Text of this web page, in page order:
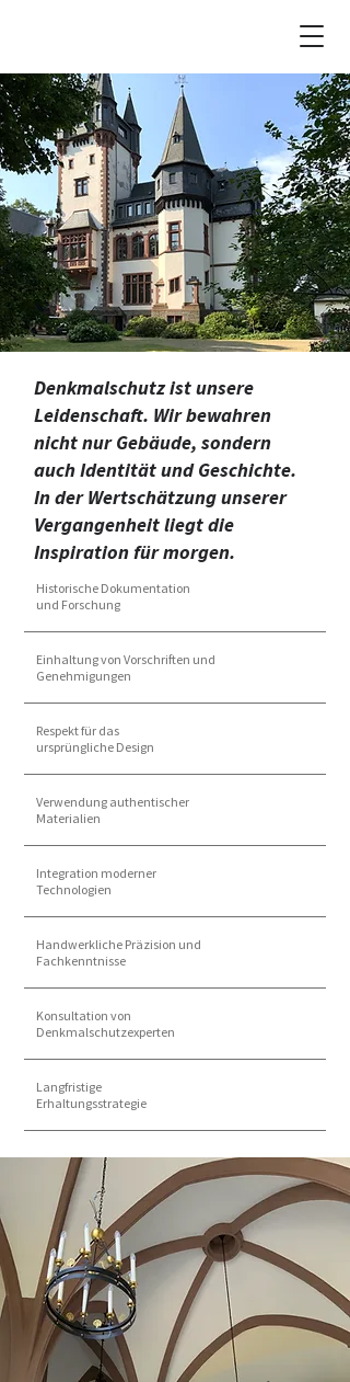
Denkmalschutz ist unsere
Leidenschaft. Wir bewahren
nicht nur Gebäude, sondern
auch Identität und Geschichte.
In der Wertschätzung unserer
Vergangenheit liegt die
Inspiration für morgen.
Historische Dokumentation
und Forschung
Einhaltung von Vorschriften und
Genehmigungen
Respekt für das
ursprüngliche Design
Verwendung authentischer
Materialien
Integration moderner
Technologien
Handwerkliche Präzision und
Fachkenntnisse
Konsultation von
Denkmalschutzexperten
Langfristige
Erhaltungsstrategie